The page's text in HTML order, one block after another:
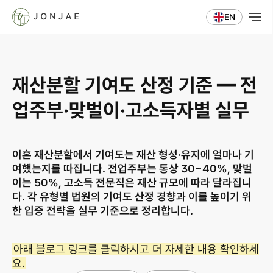
EN
재산분할 기여도 산정 기준 — 전
업주부·맞벌이·고소득자별 실무
이혼 재산분할에서 기여도는 재산 형성·유지에 얼마나 기
여했는지를 따집니다. 전업주부는 통상 30~40%, 맞벌
이는 50%, 고소득 전문직은 재산 규모에 따라 달라집니
다. 각 유형별 법원의 기여도 산정 경향과 이를 높이기 위
한 입증 전략을 실무 기준으로 정리합니다.
아래 블로그 링크를 클릭하시고 더 자세한 내용 확인하세
요.
사업자등록번호 823-87-02964